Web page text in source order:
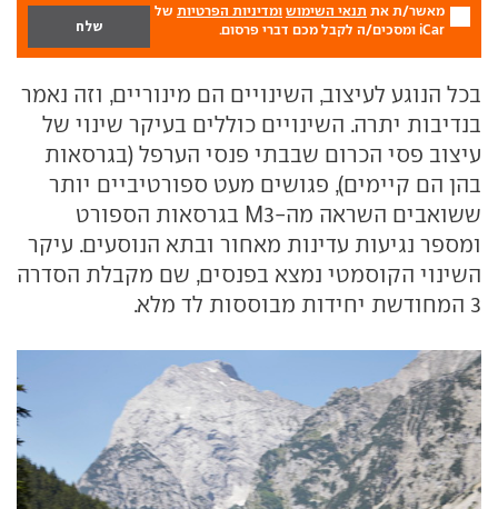
מאשר/ת את תנאי השימוש ומדיניות הפרטיות של
iCar ומסכים/ה לקבל מכם דברי פרסום.
בכל הנוגע לעיצוב, השינויים הם מינוריים, וזה נאמר
בנדיבות יתרה. השינויים כוללים בעיקר שינוי של
עיצוב פסי הכרום שבבתי פנסי הערפל (בגרסאות
בהן הם קיימים), פגושים מעט ספורטיביים יותר
ששואבים השראה מה-M3 בגרסאות הספורט
ומספר נגיעות עדינות מאחור ובתא הנוסעים. עיקר
השינוי הקוסמטי נמצא בפנסים, שם מקבלת הסדרה
3 המחודשת יחידות מבוססות לד מלא.